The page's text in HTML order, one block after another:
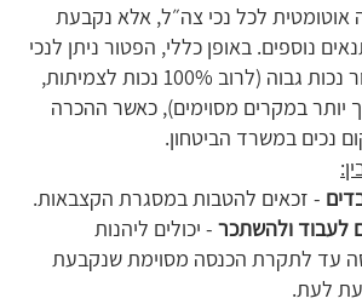
אוטומטית לכל נכי צה״ל, אלא נקבעת
נוספים. באופן כללי, הפטור ניתן לנכי
צה״ל שהוכרו בשיעור נכות גבוה (לרוב 100% נכות לצמיתות,
יותר במקרים מסוימים), כאשר ההכרה
נכים במשרד הביטחון.
- זכאים להטבות במסגרת הקצבאות.
לעבוד ולהשתכר- יכולים ליהנות
עד לתקרת הכנסה מסוימת שנקבעת
לעת.